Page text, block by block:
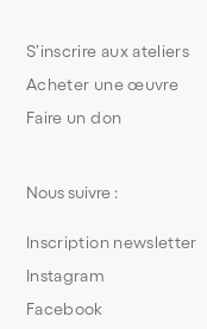
S’inscrire aux ateliers
Acheter une œuvre
Faire un don
Nous suivre :
Inscription newsletter
Instagram
Facebook